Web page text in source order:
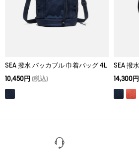
SEA 撥水 パッカブル 巾着バッグ 4L
10,450円 (税込)
14,300円